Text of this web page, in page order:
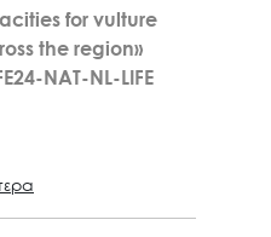
for vulture
the region»
NAT-NL-LIFE